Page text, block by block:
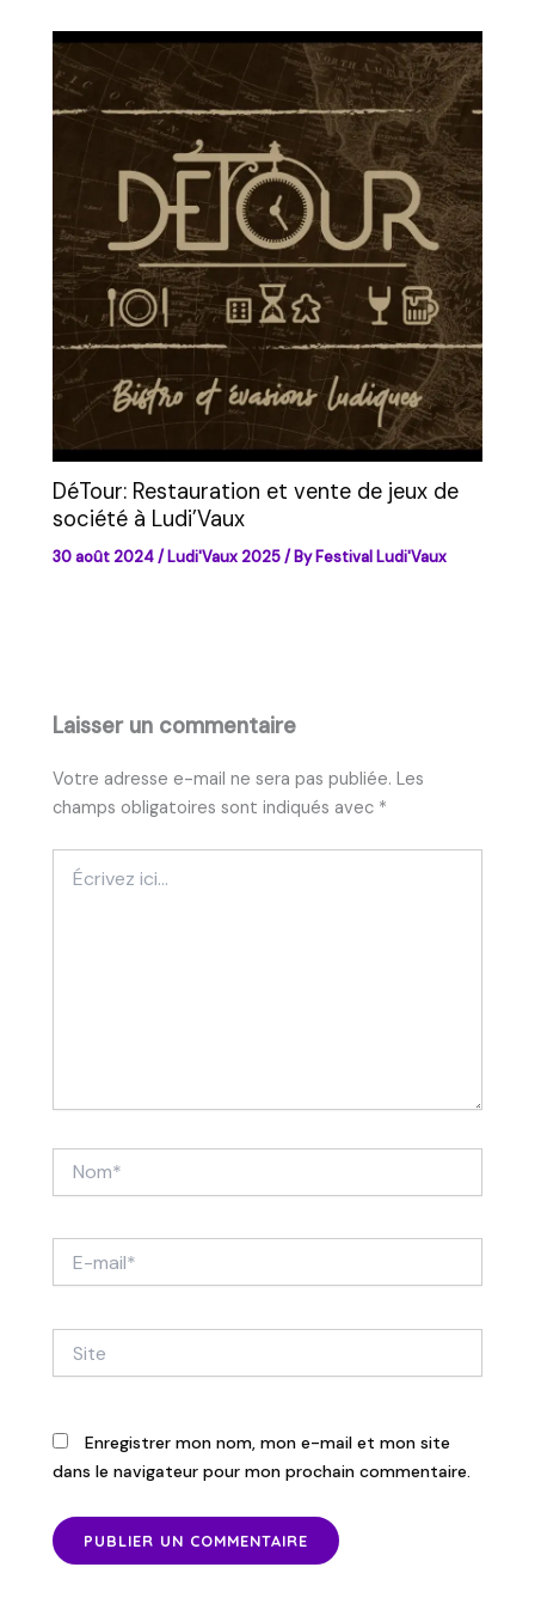
DéTour: Restauration et vente de jeux de
société à Ludi’Vaux
30 août 2024/Ludi'Vaux 2025/ ByFestival Ludi'Vaux
Laisser un commentaire
Votre adresse e-mail ne sera pas publiée. Les
champs obligatoires sont indiqués avec *
ici…
mail*
Enregistrer mon nom, mon e-mail et mon site
dans le navigateur pour mon prochain commentaire.